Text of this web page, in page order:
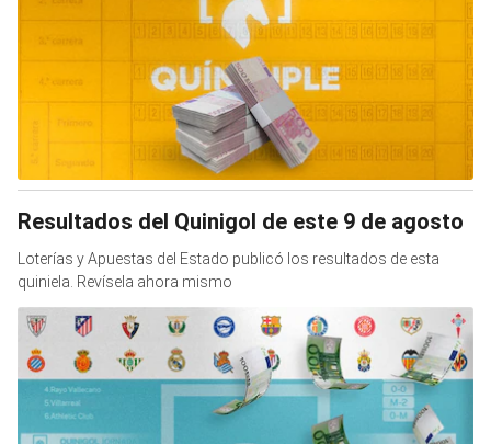
Resultados del Quinigol de este 9 de agosto
Loterías y Apuestas del Estado publicó los resultados de esta
quiniela. Revísela ahora mismo